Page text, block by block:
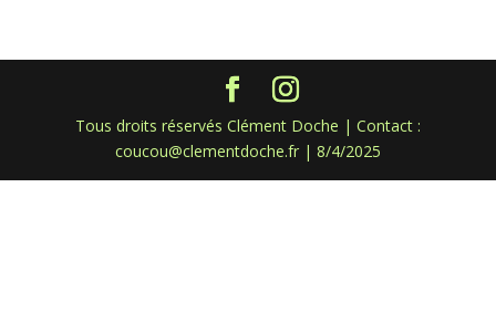
Tous droits réservés Clément Doche | Contact :
coucou@clementdoche.fr | 8/4/2025